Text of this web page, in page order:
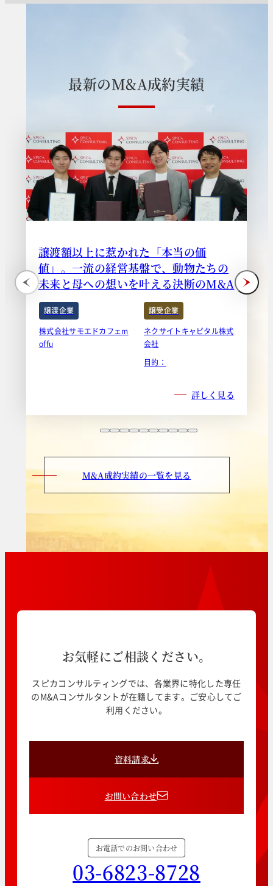
最新のM&A成約実績
譲渡額以上に惹かれた「本当の価
値」。一流の経営基盤で、動物たちの
未来と母への想いを叶える決断のM&A
譲渡企業
譲受企業
株式会社サモエドカフェm
offu
ネクサイトキャピタル株式
会社
目的：
詳しく見る
M&A成約実績の一覧を見る
お気軽にご相談ください。
スピカコンサルティングでは、各業界に特化した専任
のM&Aコンサルタントが在籍してます。ご安心してご
利用ください。
資料請求
お問い合わせ
お電話でのお問い合わせ
03-6823-8728